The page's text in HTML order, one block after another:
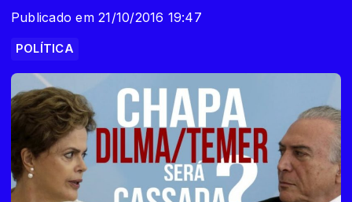
Publicado em 21/10/2016 19:47
POLÍTICA